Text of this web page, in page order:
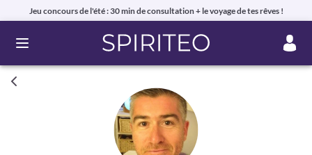
Jeu concours de l'été : 30 min de consultation + le voyage de tes rêves !
Ouvrir le menu